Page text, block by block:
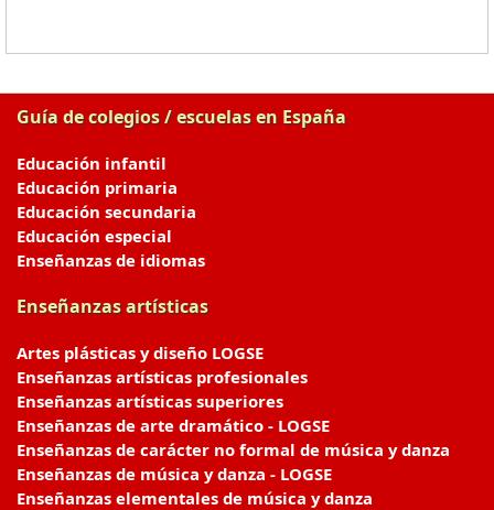
Guía de colegios / escuelas en España
Educación infantil
Educación primaria
Educación secundaria
Educación especial
Enseñanzas de idiomas
Enseñanzas artísticas
Artes plásticas y diseño LOGSE
Enseñanzas artísticas profesionales
Enseñanzas artísticas superiores
Enseñanzas de arte dramático - LOGSE
Enseñanzas de carácter no formal de música y danza
Enseñanzas de música y danza - LOGSE
Enseñanzas elementales de música y danza